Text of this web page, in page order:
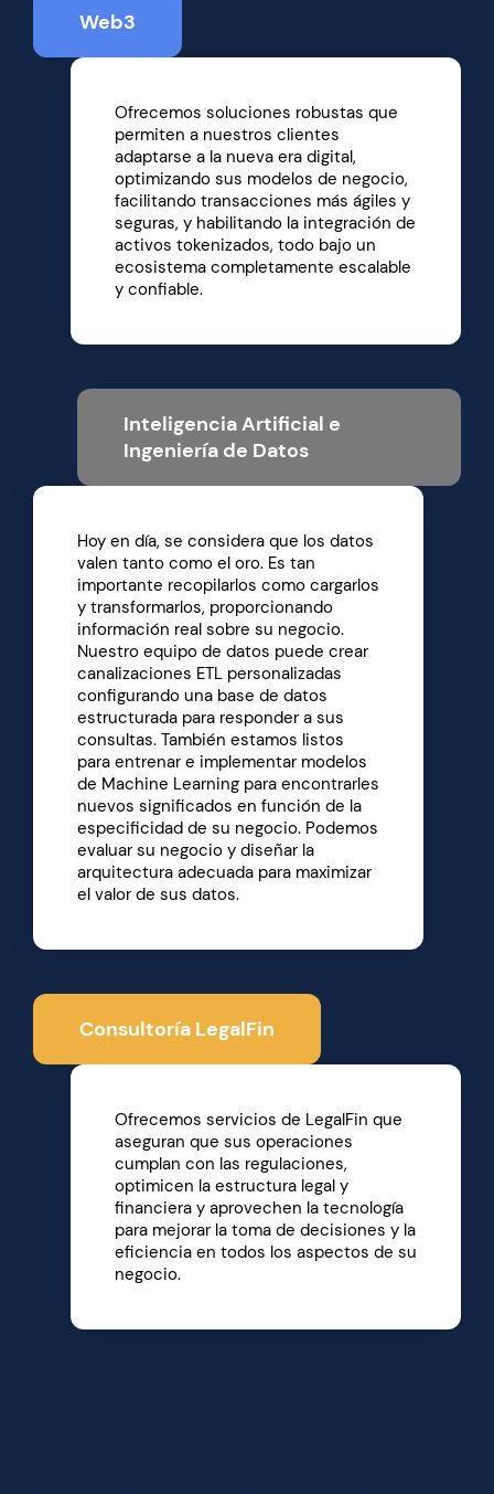
Web3
Ofrecemos soluciones robustas que
permiten a nuestros clientes
adaptarse a la nueva era digital,
optimizando sus modelos de negocio,
facilitando transacciones más ágiles y
seguras, y habilitando la integración de
activos tokenizados, todo bajo un
ecosistema completamente escalable
y confiable.
Inteligencia Artificial e
Ingeniería de Datos
Hoy en día, se considera que los datos
valen tanto como el oro. Es tan
importante recopilarlos como cargarlos
y transformarlos, proporcionando
información real sobre su negocio.
Nuestro equipo de datos puede crear
canalizaciones ETL personalizadas
configurando una base de datos
estructurada para responder a sus
consultas. También estamos listos
para entrenar e implementar modelos
de Machine Learning para encontrarles
nuevos significados en función de la
especificidad de su negocio. Podemos
evaluar su negocio y diseñar la
arquitectura adecuada para maximizar
el valor de sus datos.
Consultoría LegalFin
Ofrecemos servicios de LegalFin que
aseguran que sus operaciones
cumplan con las regulaciones,
optimicen la estructura legal y
financiera y aprovechen la tecnología
para mejorar la toma de decisiones y la
eficiencia en todos los aspectos de su
negocio.